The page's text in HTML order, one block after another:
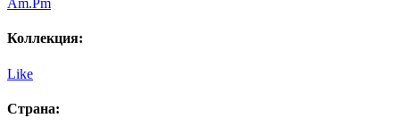
Am.Pm
Коллекция:
Like
Страна: